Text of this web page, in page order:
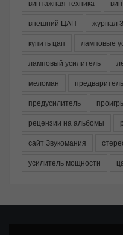
винтажная техника
внешний ЦАП
журнал
купить цап
ламповые
ламповый усилитель
меломан
предусилитель
рецензии на альбомы
сайт Звукомания
усилитель мощности